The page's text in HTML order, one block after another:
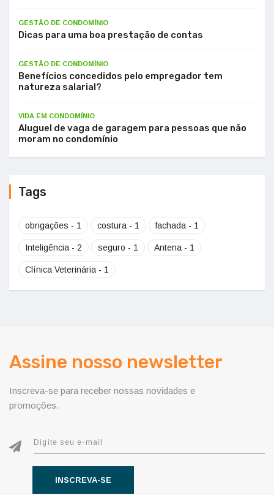
GESTÃO DE CONDOMÍNIO
Dicas para uma boa prestação de contas
GESTÃO DE CONDOMÍNIO
Benefícios concedidos pelo empregador tem
natureza salarial?
VIDA EM CONDOMÍNIO
Aluguel de vaga de garagem para pessoas que não
moram no condomínio
Tags
obrigações - 1 costura - 1 fachada - 1
Inteligência - 2 seguro - 1 Antena - 1
Clínica Veterinária - 1
Assine nosso newsletter
Inscreva-se para receber nossas novidades e
promoções.
INSCREVA-SE